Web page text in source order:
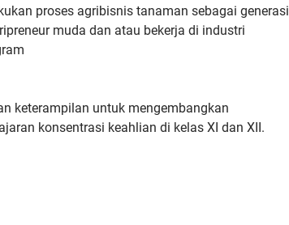
proses agribisnis tanaman sebagai generasi
muda dan atau bekerja di industri
keterampilan untuk mengembangkan
konsentrasi keahlian di kelas XI dan XII.